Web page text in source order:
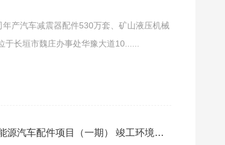
二次公示
产汽车减震器配件530万套、矿山液压机械
长垣市魏庄办事处华豫大道10......
源汽车配件项目（一期） 竣工环境保